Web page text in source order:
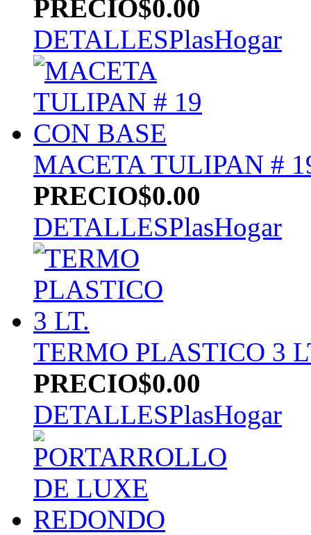
PRECIO$0.00
DETALLESPlasHogar
MACETA TULIPAN #
PRECIO$0.00
DETALLESPlasHogar
TERMO PLASTICO 3
PRECIO$0.00
DETALLESPlasHogar